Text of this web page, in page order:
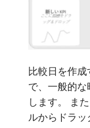
比較日を作
で、一般的
します。 ま
ルからドラッ